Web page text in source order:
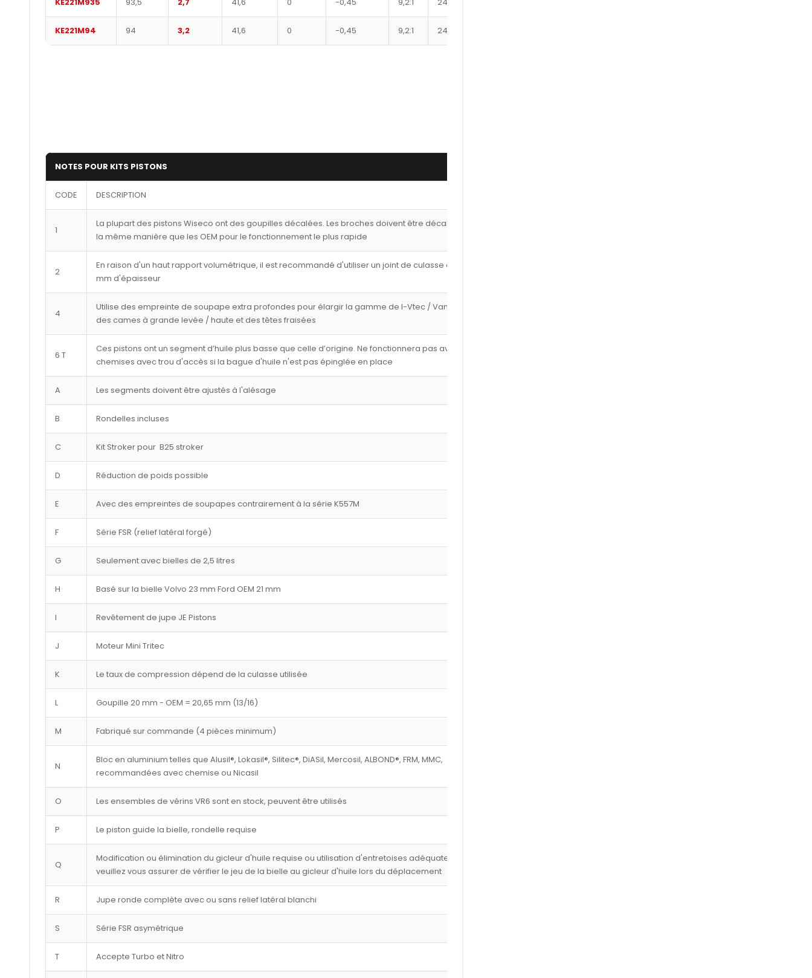
KE221M94 94 3,2 41,6 0 -0,45 9,2:1 24
NOTES POUR KITS PISTONS
CODE DESCRIPTION
1
La plupart des pistons Wiseco ont des goupilles décalées. Les broches doivent être décalées de
la même manière que les OEM pour le fonctionnement le plus rapide
2
En raison d'un haut rapport volumétrique, il est recommandé d'utiliser un joint de culasse de 1,00
mm d'épaisseur
4
Utilise des empreinte de soupape extra profondes pour élargir la gamme de I-Vtec / Vanos avec
des cames à grande levée / haute et des têtes fraisées
6 T
Ces pistons ont un segment d’huile plus basse que celle d’origine. Ne fonctionnera pas avec les
chemises avec trou d'accès si la bague d'huile n'est pas épinglée en place
A Les segments doivent être ajustés à l'alésage
B Rondelles incluses
C Kit Stroker pour B25 stroker
D Réduction de poids possible
E Avec des empreintes de soupapes contrairement à la série K557M
F Série FSR (relief latéral forgé)
G Seulement avec bielles de 2,5 litres
H Basé sur la bielle Volvo 23 mm Ford OEM 21 mm
I Revêtement de jupe JE Pistons
J Moteur Mini Tritec
K Le taux de compression dépend de la culasse utilisée
L Goupille 20 mm - OEM = 20,65 mm (13/16)
M Fabriqué sur commande (4 pièces minimum)
N
Bloc en aluminium telles que Alusil®, Lokasil®, Silitec®, DiASil, Mercosil, ALBOND®, FRM, MMC,
recommandées avec chemise ou Nicasil
O Les ensembles de vérins VR6 sont en stock, peuvent être utilisés
P Le piston guide la bielle, rondelle requise
Q
Modification ou élimination du gicleur d'huile requise ou utilisation d'entretoises adéquates,
veuillez vous assurer de vérifier le jeu de la bielle au gicleur d'huile lors du déplacement
R Jupe ronde complète avec ou sans relief latéral blanchi
S Série FSR asymétrique
T Accepte Turbo et Nitro